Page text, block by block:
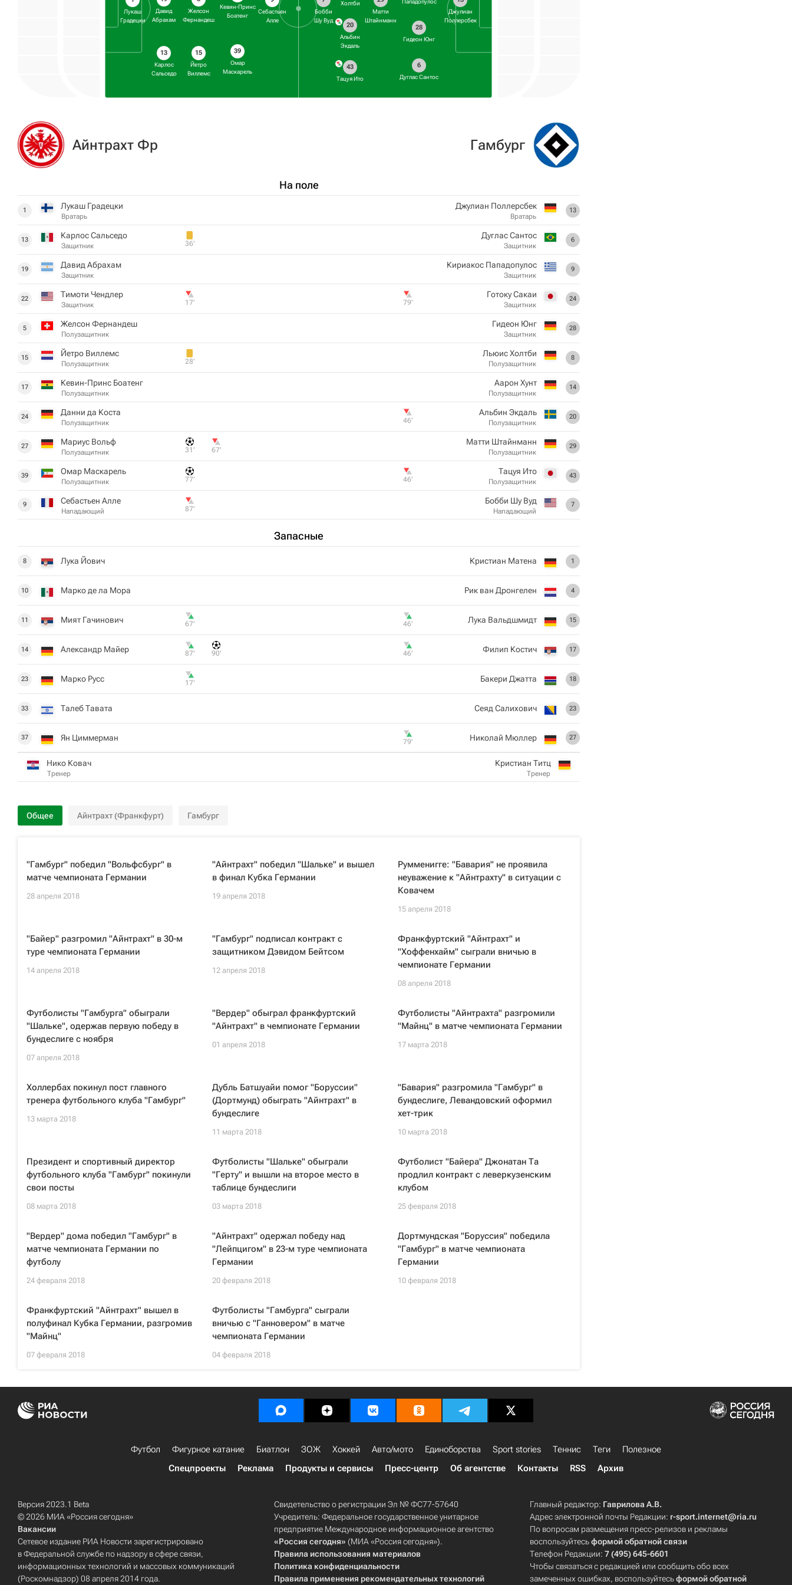
Лукаш
Градецки
Давид
Абрахам
13
Карлос
Сальседо
Желсон
Фернандеш
15
Йетро
Виллемс
Кевин-Принс
Боатенг
39
Омар
Маскарель
Себастьен
Алле
Джулиан
Поллерсбек
28
Гидеон Юнг
6
Дуглас Сантос
Матти
Штайнманн
Холтби
20
Альбин
Экдаль
43
Тацуя Ито
Бобби
Шу Вуд
Айнтрахт Фр
На поле
1 Лукаш Градецки
Вратарь
13 Карлос Сальседо
Защитник 36‎’‎
19 Давид Абрахам
Защитник
22 Тимоти Чендлер
Защитник 17‎’‎
5 Желсон Фернандеш
Полузащитник
15 Йетро Виллемс
Полузащитник 28‎’‎
17 Кевин-Принс Боатенг
Полузащитник
24 Данни да Коста
Полузащитник
27 Мариус Вольф
Полузащитник 31‎’‎ 67‎’‎
39 Омар Маскарель
Полузащитник 77‎’‎
9 Себастьен Алле
Нападающий 87‎’‎
Запасные
8 Лука Йович
10 Марко де ла Мора
11 Мият Гачинович 67‎’‎
14 Александр Майер 87‎’‎ 90‎’‎
23 Марко Русс 17‎’‎
33 Талеб Тавата
37 Ян Циммерман
Нико Ковач
Тренер
Гамбург
13
Джулиан Поллерсбек
Вратарь
6
Дуглас Сантос
Защитник
9
Кириакос Пападопулос
Защитник
24
Готоку Сакаи
Защитник
79‎’‎
28
Гидеон Юнг
Защитник
8
Льюис Холтби
Полузащитник
14
Аарон Хунт
Полузащитник
20
Альбин Экдаль
Полузащитник
46‎’‎
29
Матти Штайнманн
Полузащитник
43
Тацуя Ито
Полузащитник
46‎’‎
7
Бобби Шу Вуд
Нападающий
1
Кристиан Матена
4
Рик ван Дронгелен
15
Лука Вальдшмидт
46‎’‎
17
Филип Костич
46‎’‎
18
Бакери Джатта
23
Сеяд Салихович
27
Николай Мюллер
79‎’‎
Кристиан Титц
Тренер
Общее Айнтрахт (Франкфурт) Гамбург
"Гамбург" победил "Вольфсбург" в
матче чемпионата Германии
28 апреля 2018
"Айнтрахт" победил "Шальке" и вышел
в финал Кубка Германии
19 апреля 2018
Румменигге: "Бавария" не проявила
неуважение к "Айнтрахту" в ситуации с
Ковачем
15 апреля 2018
"Байер" разгромил "Айнтрахт" в 30-м
туре чемпионата Германии
14 апреля 2018
"Гамбург" подписал контракт с
защитником Дэвидом Бейтсом
12 апреля 2018
Франкфуртский "Айнтрахт" и
"Хоффенхайм" сыграли вничью в
чемпионате Германии
08 апреля 2018
Футболисты "Гамбурга" обыграли
"Шальке", одержав первую победу в
бундеслиге с ноября
07 апреля 2018
"Вердер" обыграл франкфуртский
"Айнтрахт" в чемпионате Германии
01 апреля 2018
Футболисты "Айнтрахта" разгромили
"Майнц" в матче чемпионата Германии
17 марта 2018
Холлербах покинул пост главного
тренера футбольного клуба "Гамбург"
13 марта 2018
Дубль Батшуайи помог "Боруссии"
(Дортмунд) обыграть "Айнтрахт" в
бундеслиге
11 марта 2018
"Бавария" разгромила "Гамбург" в
бундеслиге, Левандовский оформил
хет-трик
10 марта 2018
Президент и спортивный директор
футбольного клуба "Гамбург" покинули
свои посты
08 марта 2018
Футболисты "Шальке" обыграли
"Герту" и вышли на второе место в
таблице бундеслиги
03 марта 2018
Футболист "Байера" Джонатан Та
продлил контракт с леверкузенским
клубом
25 февраля 2018
"Вердер" дома победил "Гамбург" в
матче чемпионата Германии по
футболу
24 февраля 2018
"Айнтрахт" одержал победу над
"Лейпцигом" в 23-м туре чемпионата
Германии
20 февраля 2018
Дортмундская "Боруссия" победила
"Гамбург" в матче чемпионата
Германии
10 февраля 2018
Франкфуртский "Айнтрахт" вышел в
полуфинал Кубка Германии, разгромив
"Майнц"
07 февраля 2018
Футболисты "Гамбурга" сыграли
вничью с "Ганновером" в матче
чемпионата Германии
04 февраля 2018
Футбол Фигурное катание Биатлон ЗОЖ Хоккей Авто/мото Единоборства Sport stories Теннис Теги
Полезное
Спецпроекты
Реклама Продукты и сервисы Пресс-центр Об агентстве Контакты RSS Архив
Версия 2023.1 Beta
© 2026 МИА «Россия сегодня»
Вакансии
Сетевое издание РИА Новости зарегистрировано
в Федеральной службе по надзору в сфере связи,
информационных технологий и массовых коммуникаций
(Роскомнадзор) 08 апреля 2014 года.
Свидетельство о регистрации Эл № ФС77-57640
Учредитель: Федеральное государственное унитарное
предприятие Международное информационное агентство
«Россия сегодня» (МИА «Россия сегодня»).
Правила использования материалов
Политика конфиденциальности
Правила применения рекомендательных технологий
Главный редактор: Гаврилова А.В.
Адрес электронной почты Редакции: r-sport.internet@ria.ru
По вопросам размещения пресс-релизов и рекламы
воспользуйтесьформой обратной связи
Телефон Редакции:7 (495) 645-6601
Чтобы связаться с редакцией или сообщить обо всех
замеченных ошибках, воспользуйтесьформой обратной